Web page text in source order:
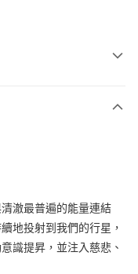
澈最普遍的能量連結
地投射到我們的行星，
識提昇，並注入慈悲、